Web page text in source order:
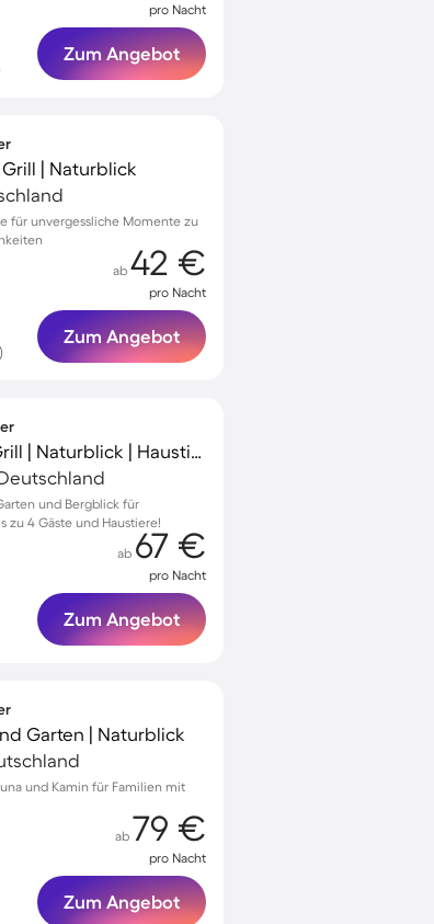
pro Nacht
Zum Angebot
| Naturblick
für unvergessliche Momente zu
ab 42 €
pro Nacht
Zum Angebot
Ferienhaus mit Garten und Grill | Naturblick | Haustiere erlaubt
und Bergblick für
zu 4 Gäste und Haustiere!
ab 67 €
pro Nacht
Zum Angebot
Garten | Naturblick
und Kamin für Familien mit
ab 79 €
pro Nacht
Zum Angebot